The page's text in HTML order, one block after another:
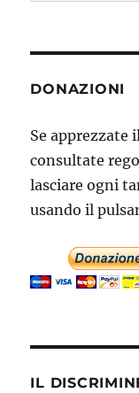
DONAZIONI
Se apprezzate
consultate
lasciare ogni
usando il
IL